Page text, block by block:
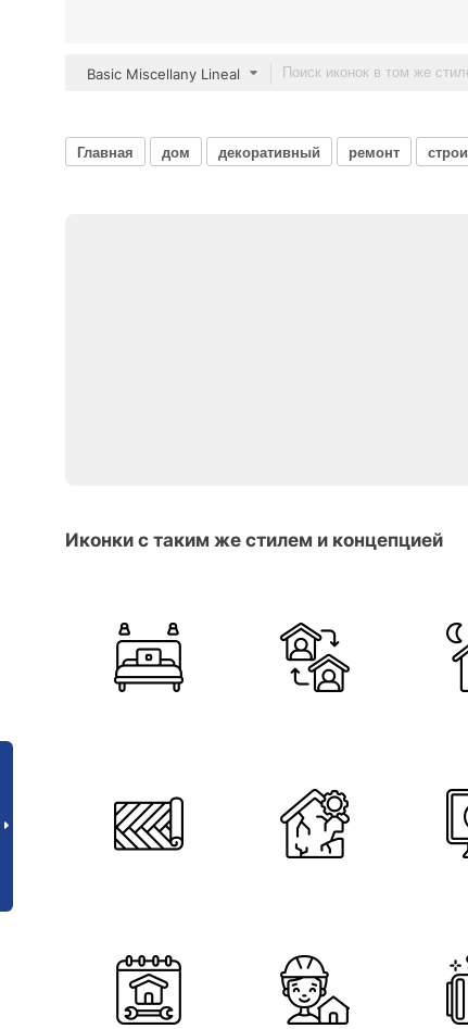
Basic Miscellany Lineal
Главная дом декоративный ремонт
Иконки с таким же стилем и концепцией